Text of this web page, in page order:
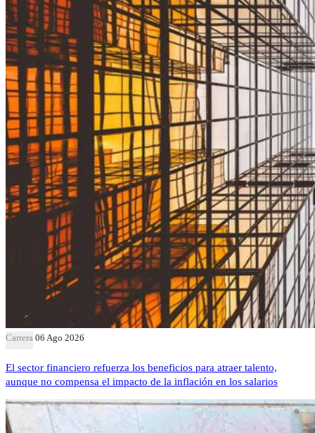
Carrera 06 Ago 2026
El sector financiero refuerza los beneficios para atraer talento,
aunque no compensa el impacto de la inflación en los salarios